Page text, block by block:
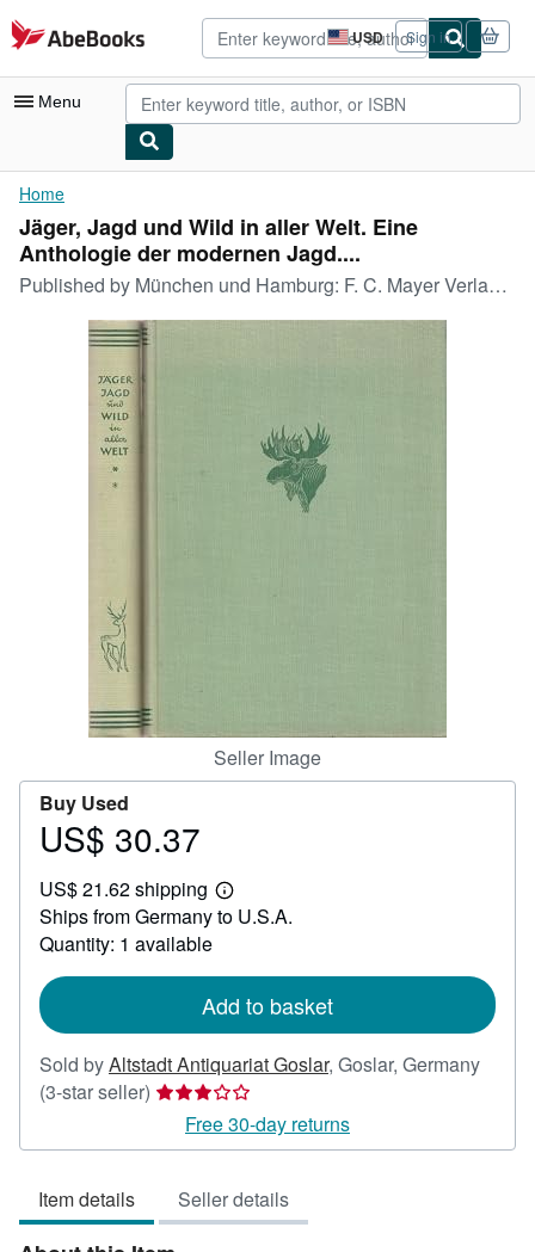
Skip to main content
AbeBooks.com USD
Site
shopping
preferences
Sign in
Menu
My Account
My Purchases
Advanced Search
Browse Collections
Art & Collectibles
Home
Jäger, Jagd und Wild in aller Welt. Eine
Anthologie der modernen Jagd....
Published by München und Hamburg: F. C. Mayer Verlag 1953 und 1955., 1953
Seller Image
Buy Used
Price
30.37
US$ 30.37
US$ 21.62 shipping
Learn
more
Ships from Germany to U.S.A.
Quantity: 1 available
Add to basket
Sold byAltstadt Antiquariat Goslar, Goslar, Germany
(3-star seller) Seller
rating
3
5
Free 30-day returns
Item details Seller details